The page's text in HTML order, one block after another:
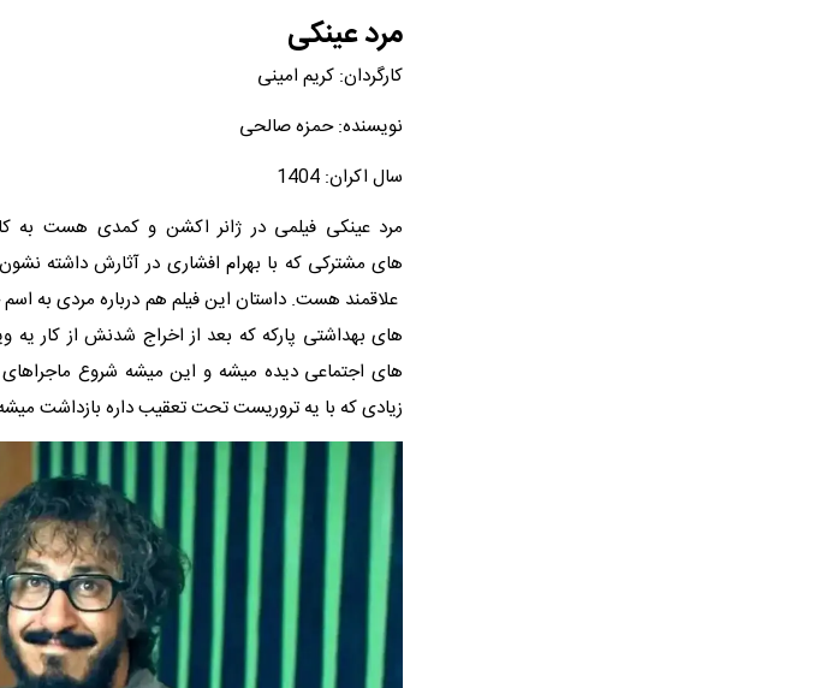
مرد عینکی
کارگردان: کریم امینی
نویسنده: حمزه صالحی
سال اکران: 1404
مرد عینکی فیلمی در ژانر اکشن و کمدی هست به
های مشترکی که با بهرام افشاری در آثارش داشته
علاقمند هست. داستان این فیلم هم درباره مردی به
های بهداشتی پارکه که بعد از اخراج شدنش از کار
های اجتماعی دیده میشه و این میشه شروع
زیادی که با یه تروریست تحت تعقیب داره بازداشت